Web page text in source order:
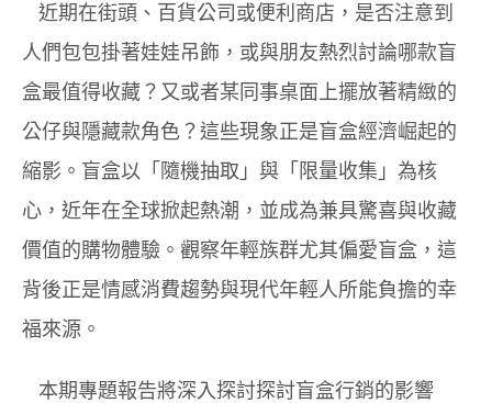
近期在街頭、百貨公司或便利商店，是否注意到
人們包包掛著娃娃吊飾，或與朋友熱烈討論哪款盲
盒最值得收藏？又或者某同事桌面上擺放著精緻的
公仔與隱藏款角色？這些現象正是盲盒經濟崛起的
縮影。盲盒以「隨機抽取」與「限量收集」為核
心，近年在全球掀起熱潮，並成為兼具驚喜與收藏
價值的購物體驗。觀察年輕族群尤其偏愛盲盒，這
背後正是情感消費趨勢與現代年輕人所能負擔的幸
福來源。
本期專題報告將深入探討探討盲盒行銷的影響